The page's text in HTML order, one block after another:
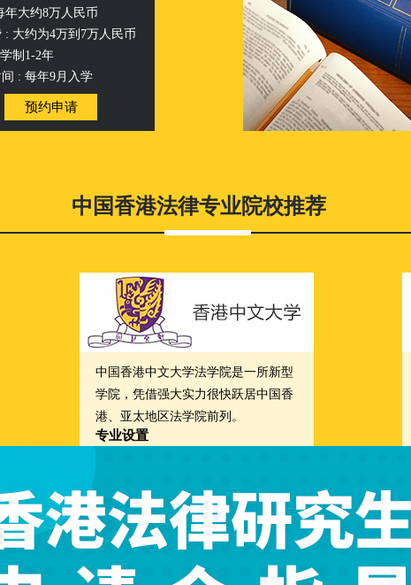
年大约8万人民币
: 大约为4万到7万人民币
制1-2年
间 : 每年9月入学
预约申请
中国香港法律专业院校推荐
中国香港中文大学法学院是一所新型
学院，凭借强大实力很快跃居中国香
港、亚太地区法学院前列。
专业设置
院校咨询 立即咨询